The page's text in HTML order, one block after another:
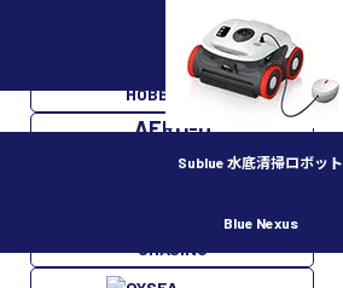
Sublue 水底清掃ロボット
Blue Nexus
HOBBYWING
AERO-D
外付型リモートID
CHASING